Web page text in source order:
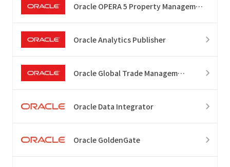
Oracle OPERA 5 Property Management Solutions
Oracle Analytics Publisher
Oracle Global Trade Management
Oracle Data Integrator
Oracle GoldenGate